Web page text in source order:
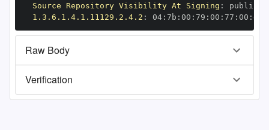
Source Repository Visibility At Signing :
1.3.6.1.4.1.11129.2.4.2 : 04: 7b : 00 : 79 : 00 : 77 : 00 : dd
Raw Body
Verification